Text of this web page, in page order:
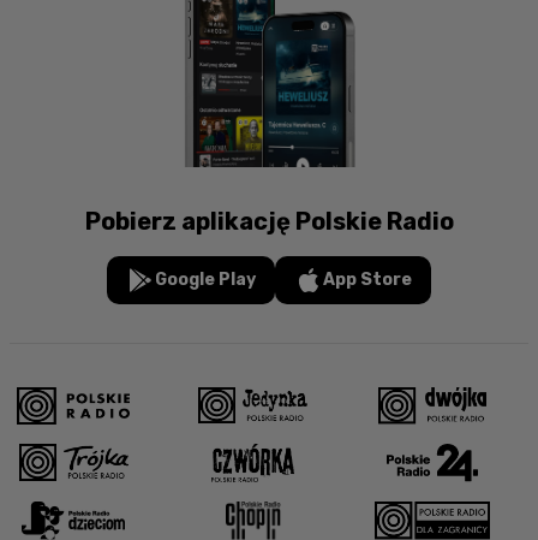
Pobierz aplikację Polskie Radio
Google Play App Store